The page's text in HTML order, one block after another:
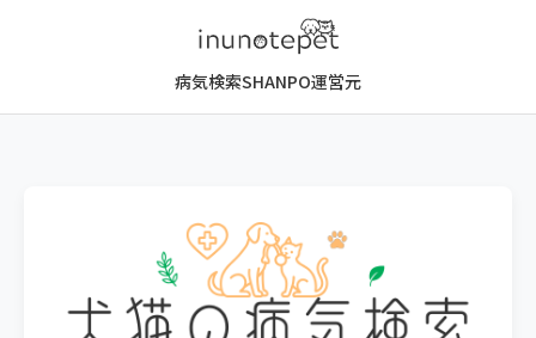
病気検索SHANPO運営元